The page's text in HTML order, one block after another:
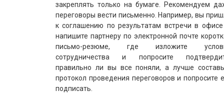
закреплять только на бумаге. Рекомендуем
переговоры вести письменно. Например, вы
к соглашению по результатам встречи в
напишите партнеру по электронной почте
письмо-резюме, где изложите
сотрудничества и попросите
правильно ли вы все поняли, а лучше
протокол проведения переговоров и попросите
подписать.